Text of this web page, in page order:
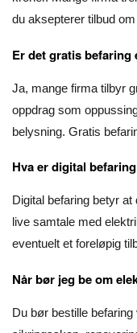
du aksepterer tilbud
Er det gratis befaring
Ja, mange firma tilbyr
oppdrag som
belysning. Gratis
Hva er digital
Digital befaring betyr
live samtale med
eventuelt et foreløpig
Når bør jeg be om
Du bør bestille